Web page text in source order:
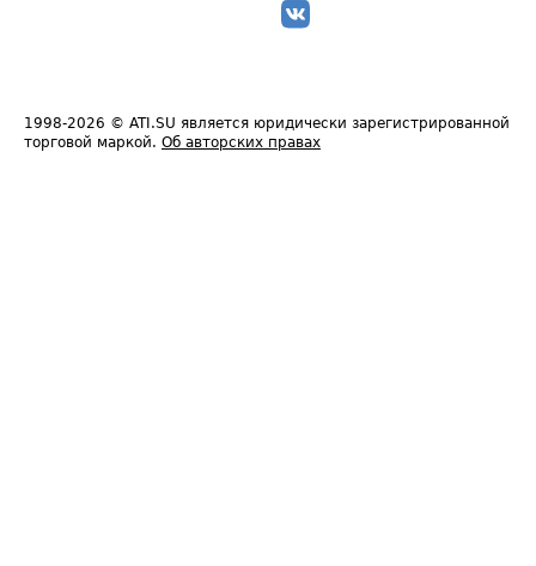
1998-2026 © ATI.SU является юридически зарегистрированной
торговой маркой. Об авторских правах